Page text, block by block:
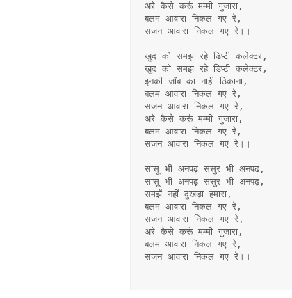
अरे कैसे करूं मम्मी गुजारा,
बलम आवारा निकल गए रे,
सजन आवारा निकल गए रे।।
खुद को समझ रहे डिप्टी कलेक्टर,
खुद को समझ रहे डिप्टी कलेक्टर,
इनकी जॉब का नाही ठिकाना,
बलम आवारा निकल गए रे,
सजन आवारा निकल गए रे,
अरे कैसे करूं मम्मी गुजारा,
बलम आवारा निकल गए रे,
सजन आवारा निकल गए रे।।
सासू भी अनपढ़ ससुर भी अनपढ़,
सासू भी अनपढ़ ससुर भी अनपढ़,
समझें नहीं दुखड़ा हमारा,
बलम आवारा निकल गए रे,
सजन आवारा निकल गए रे,
अरे कैसे करूं मम्मी गुजारा,
बलम आवारा निकल गए रे,
सजन आवारा निकल गए रे।।